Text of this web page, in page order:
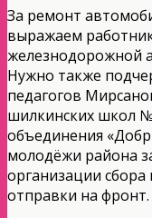
За ремонт
выражаем
железнодорожной
Нужно также
педагогов
шилкинских школ
объединения
молодёжи района
организации сбора
отправки на фронт.